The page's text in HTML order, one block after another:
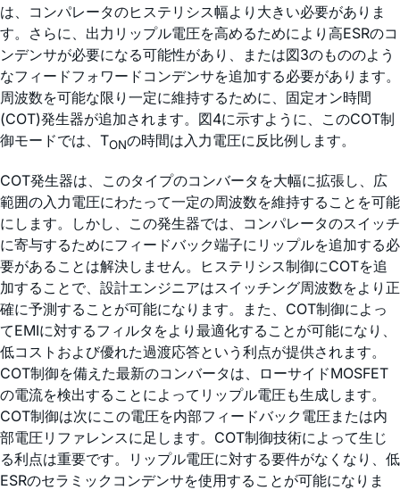
は、コンパレータのヒステリシス幅より大きい必要がありま
す。さらに、出力リップル電圧を高めるためにより高ESRのコ
ンデンサが必要になる可能性があり、または図3のもののよう
なフィードフォワードコンデンサを追加する必要があります。
周波数を可能な限り一定に維持するために、固定オン時間
(COT)発生器が追加されます。図4に示すように、このCOT制
御モードでは、TONの時間は入力電圧に反比例します。
COT発生器は、このタイプのコンバータを大幅に拡張し、広
範囲の入力電圧にわたって一定の周波数を維持することを可能
にします。しかし、この発生器では、コンパレータのスイッチ
に寄与するためにフィードバック端子にリップルを追加する必
要があることは解決しません。ヒステリシス制御にCOTを追
加することで、設計エンジニアはスイッチング周波数をより正
確に予測することが可能になります。また、COT制御によっ
てEMIに対するフィルタをより最適化することが可能になり、
低コストおよび優れた過渡応答という利点が提供されます。
COT制御を備えた最新のコンバータは、ローサイドMOSFET
の電流を検出することによってリップル電圧も生成します。
COT制御は次にこの電圧を内部フィードバック電圧または内
部電圧リファレンスに足します。COT制御技術によって生じ
る利点は重要です。リップル電圧に対する要件がなくなり、低
ESRのセラミックコンデンサを使用することが可能になりま